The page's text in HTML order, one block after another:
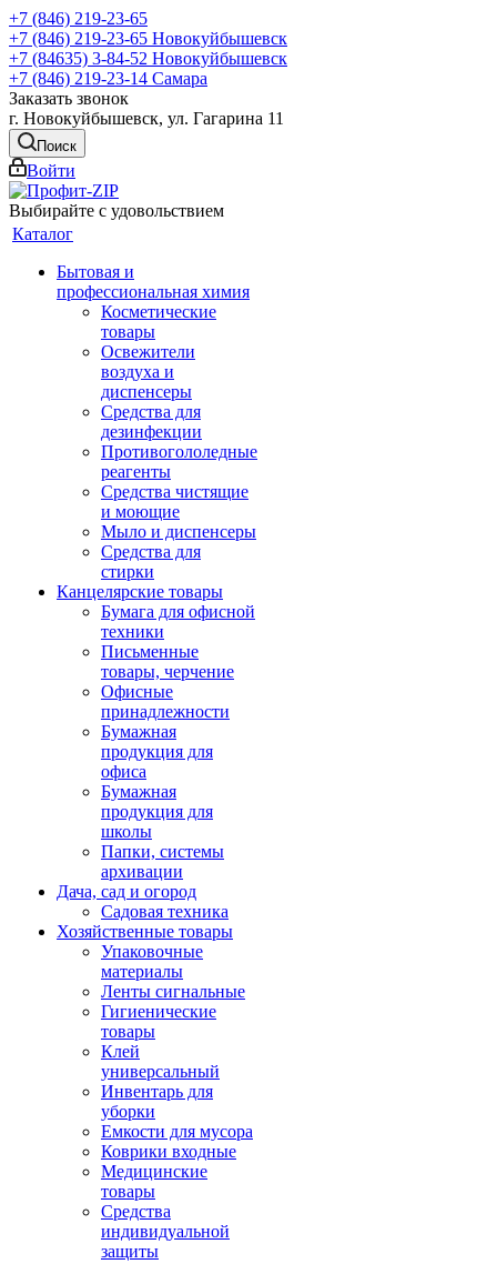
+7 (846) 219-23-65
+7 (846) 219-23-65 Новокуйбышевск
+7 (84635) 3-84-52 Новокуйбышевск
+7 (846) 219-23-14 Самара
Заказать звонок
г. Новокуйбышевск, ул. Гагарина 11
Поиск
Войти
Выбирайте с удовольствием
Каталог
Бытовая и
профессиональная химия
Косметические
товары
Освежители
воздуха и
диспенсеры
Средства для
дезинфекции
Противогололедные
реагенты
Средства чистящие
и моющие
Мыло и диспенсеры
Средства для
стирки
Канцелярские товары
Бумага для офисной
техники
Письменные
товары, черчение
Офисные
принадлежности
Бумажная
продукция для
офиса
Бумажная
продукция для
школы
Папки, системы
архивации
Дача, сад и огород
Садовая техника
Хозяйственные товары
Упаковочные
материалы
Ленты сигнальные
Гигиенические
товары
Клей
универсальный
Инвентарь для
уборки
Емкости для мусора
Коврики входные
Медицинские
товары
Средства
индивидуальной
защиты